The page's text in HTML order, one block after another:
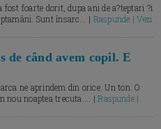
foarte dorit, dupa ani de a?teptari ?i
Sunt însarc... | Raspunde | Vezi
de când avem copil. E
ne aprindem din orice. Un ton. O
nou noaptea trecuta.... |Raspunde |